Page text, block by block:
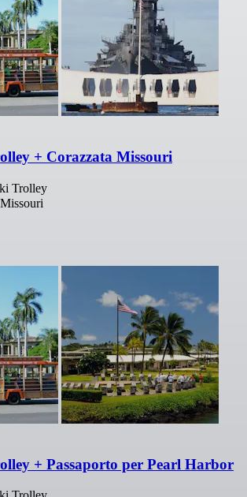
+ Corazzata Missouri
Trolley
+ Passaporto per Pearl Harbor